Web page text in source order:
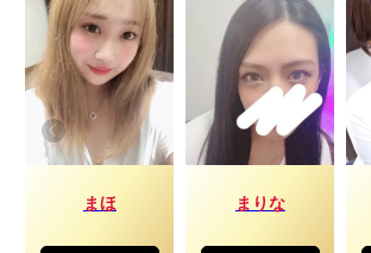
まほ まりな